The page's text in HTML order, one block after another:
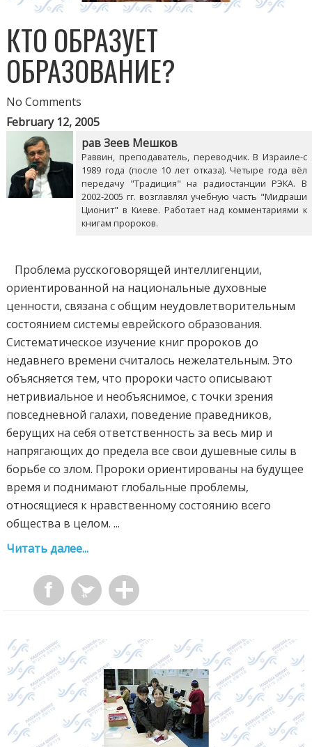
КТО ОБРАЗУЕТ
ОБРАЗОВАНИЕ?
No Comments
February 12, 2005
рав Зеев Мешков
Раввин, преподаватель, переводчик. В Израиле-с
1989 года (после 10 лет отказа). Четыре года вёл
передачу "Традиция" на радиостанции РЭКА. В
2002-2005 гг. возглавлял учебную часть "Мидраши
Ционит" в Киеве. Работает над комментариями к
книгам пророков.
Проблема русскоговорящей интеллигенции,
ориентированной на национальные духовные
ценности, связана с общим неудовлетворительным
состоянием системы еврейского образования.
Систематическое изучение книг пророков до
недавнего времени считалось нежелательным. Это
объясняется тем, что пророки часто описывают
нетривиальное и необъяснимое, с точки зрения
повседневной галахи, поведение праведников,
берущих на себя ответственность за весь мир и
напрягающих до предела все свои душевные силы в
борьбе со злом. Пророки ориентированы на будущее
время и поднимают глобальные проблемы,
относящиеся к нравственному состоянию всего
общества в целом. ...
Читать далее...